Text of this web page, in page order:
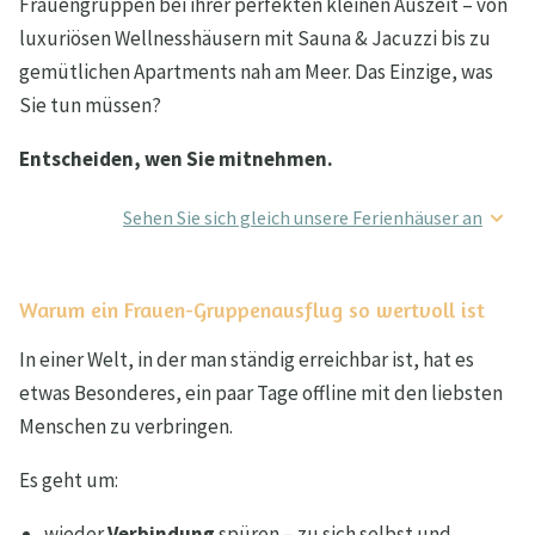
luxuriösen Wellnesshäusern mit Sauna & Jacuzzi bis zu
gemütlichen Apartments nah am Meer. Das Einzige, was
Sie tun müssen?
Entscheiden, wen Sie mitnehmen.
Sehen Sie sich gleich unsere Ferienhäuser an
Warum ein Frauen-Gruppenausflug so wertvoll ist
In einer Welt, in der man ständig erreichbar ist, hat es
etwas Besonderes, ein paar Tage offline mit den liebsten
Menschen zu verbringen.
Es geht um: